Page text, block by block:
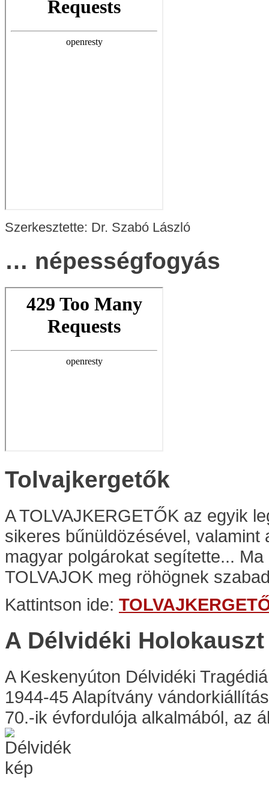
Szerkesztette: Dr. Szabó László
… népességfogyás
Tolvajkergetők
A TOLVAJKERGETŐK az egyik
sikeres bűnüldözésével,
magyar polgárokat segítette...
TOLVAJOK meg röhögnek
Kattintson ide:
A Délvidéki
A Keskenyúton Délvidéki
1944-45 Alapítvány
70.-ik évfordulója alkalmából, az